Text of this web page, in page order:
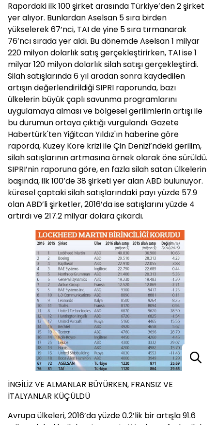
Rapordaki ilk 100 şirket arasında Türkiye’den 2 şirket
yer alıyor. Bunlardan Aselsan 5 sıra birden
yükselerek 67’nci, TAI de yine 5 sıra tırmanarak
76’ncı sırada yer aldı. Bu dönemde Aselsan 1 milyar
220 milyon dolarlık satış gerçekleştirirken, TAI ise 1
milyar 120 milyon dolarlık silah satışı gerçekleştirdi.
Silah satışlarında 6 yıl aradan sonra kaydedilen
artışın değerlendirildiği SIPRI raporunda, bazı
ülkelerin büyük çaplı savunma programlarını
uygulamaya alması ve bölgesel gerilimlerin artışı ile
bu durumun ortaya çıktığı vurgulandı. Gazete
Habertürk'ten Yiğitcan Yıldız'ın haberine göre
raporda, Kuzey Kore krizi ile Çin Denizi’ndeki gerilim,
silah satışlarının artmasına örnek olarak öne sürüldü.
SIPRI’nin raporuna göre, en fazla silah satan ülkelerin
başında, ilk 100’de 38 şirketi yer alan ABD bulunuyor.
küresel çaptaki silah satışlarındaki payı yüzde 57.9
olan ABD’li şirketler, 2016’da ise satışlarını yüzde 4
artırdı ve 217.2 milyar dolara çıkardı.
İNGİLİZ VE ALMANLAR BÜYÜRKEN, FRANSIZ VE
İTALYANLAR KÜÇÜLDÜ
Avrupa ülkeleri, 2016’da yüzde 0.2’lik bir artışla 91.6